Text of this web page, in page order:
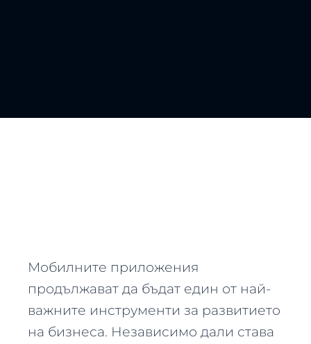
Мобилните приложения
продължават да бъдат един от най-
важните инструменти за развитието
на бизнеса. Независимо дали става